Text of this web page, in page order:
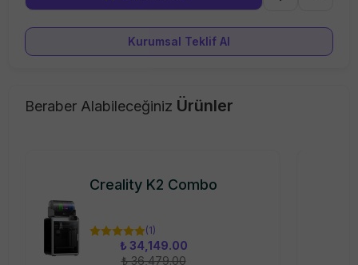
Kurumsal Teklif Al
Beraber Alabileceğiniz Ürünler
Creality K2 Combo
(1)
₺ 34,149.00
₺ 36,479.00